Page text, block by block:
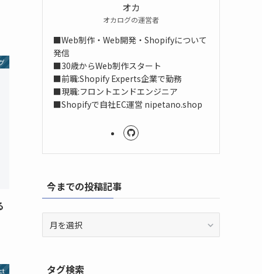
オカ
オカログの運営者
■Web制作・Web開発・Shopifyについて
発信
■30歳からWeb制作スタート
■前職:Shopify Experts企業で勤務
■現職:フロントエンドエンジニア
■Shopifyで自社EC運営 nipetano.shop
今までの投稿記事
投タグ検索